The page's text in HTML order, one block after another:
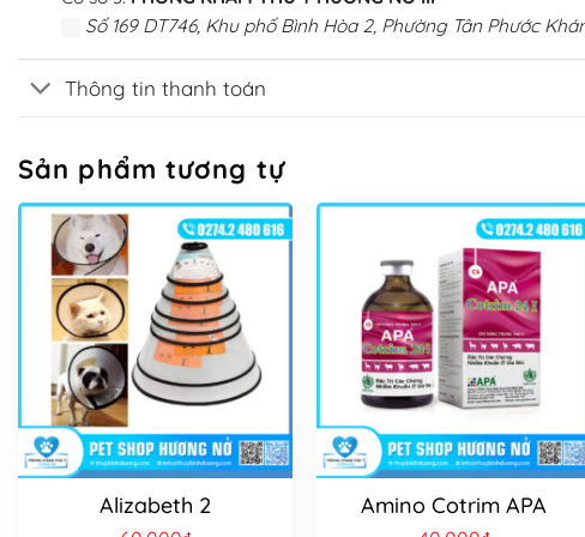
Số 169 DT746, Khu phố Bình Hòa 2, Phường Tân Phước
Thông tin thanh toán
Sản phẩm tương tự
Alizabeth 2 Amino Cotrim APA